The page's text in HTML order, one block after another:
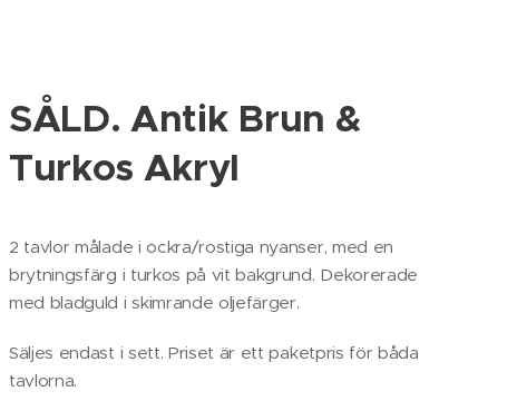
SÅLD. Antik Brun &
Turkos Akryl
2 tavlor målade i ockra/rostiga nyanser, med en
brytningsfärg i turkos på vit bakgrund. Dekorerade
med bladguld i skimrande oljefärger.
Säljes endast i sett. Priset är ett paketpris för båda
tavlorna.